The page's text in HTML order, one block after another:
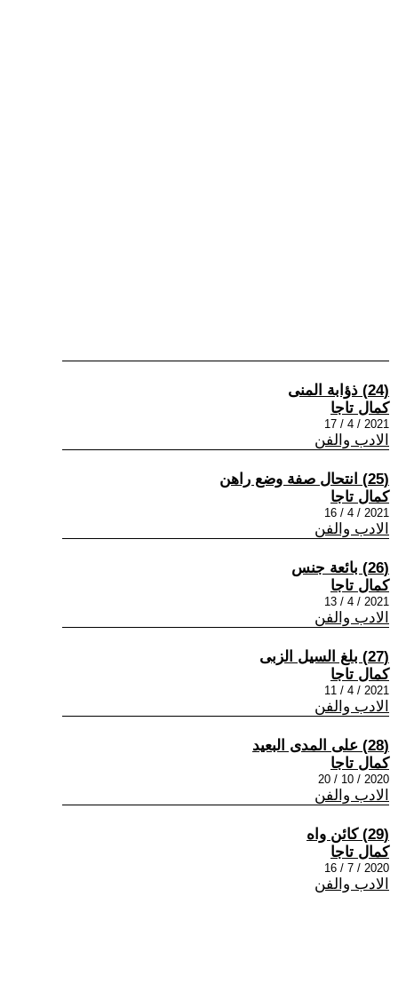
(24) ذؤابة المنى
كمال تاجا
2021 / 4 / 17
الادب والفن
(25) انتحال صفة وضع راهن
كمال تاجا
2021 / 4 / 16
الادب والفن
(26) بائعة جنس
كمال تاجا
2021 / 4 / 13
الادب والفن
(27) بلغ السيل الزبى
كمال تاجا
2021 / 4 / 11
الادب والفن
(28) على المدى البعيد
كمال تاجا
2020 / 10 / 20
الادب والفن
(29) كائن واه
كمال تاجا
2020 / 7 / 16
الادب والفن